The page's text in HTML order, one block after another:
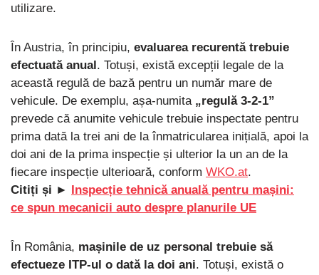
utilizare.
În Austria, în principiu, evaluarea recurentă trebuie
efectuată anual . Totuși, există excepții legale de la
această regulă de bază pentru un număr mare de
vehicule. De exemplu, așa-numita „regulă 3-2-1”
prevede că anumite vehicule trebuie inspectate pentru
prima dată la trei ani de la înmatricularea inițială, apoi la
doi ani de la prima inspecție și ulterior la un an de la
fiecare inspecție ulterioară, conform WKO.at.
Citiți și ►
Inspecție tehnică anuală pentru mașini:
ce spun mecanicii auto despre planurile UE
În România, mașinile de uz personal trebuie să
efectueze ITP-ul o dată la doi ani. Totuși, există o